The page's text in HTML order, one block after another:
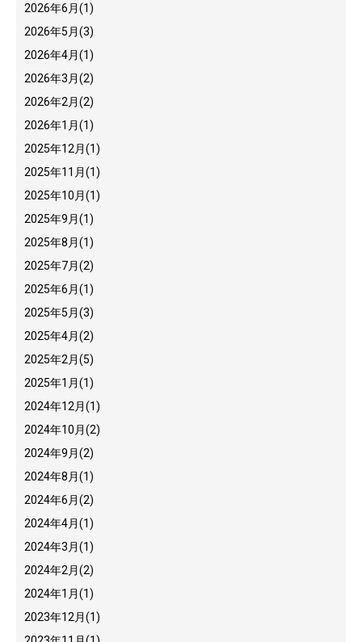
2026年6月(1)
2026年5月(3)
2026年4月(1)
2026年3月(2)
2026年2月(2)
2026年1月(1)
2025年12月(1)
2025年11月(1)
2025年10月(1)
2025年9月(1)
2025年8月(1)
2025年7月(2)
2025年6月(1)
2025年5月(3)
2025年4月(2)
2025年2月(5)
2025年1月(1)
2024年12月(1)
2024年10月(2)
2024年9月(2)
2024年8月(1)
2024年6月(2)
2024年4月(1)
2024年3月(1)
2024年2月(2)
2024年1月(1)
2023年12月(1)